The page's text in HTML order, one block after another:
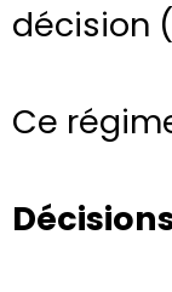
décision
Ce